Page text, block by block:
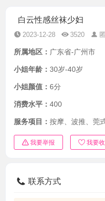
白云性感丝袜少妇
2023-12-28 3520
所属地区： 广东省-广州市
小姐年龄： 30岁-40岁
小姐颜值： 6分
消费水平： 400
服务项目： 按摩、波推、莞
我要举报 我要
联系方式